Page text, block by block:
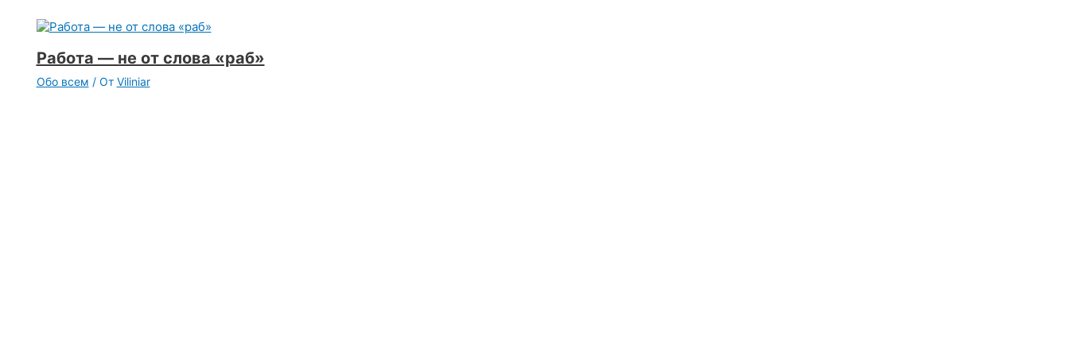
Работа — не от слова «раб»
Обо всем / От Viliniar